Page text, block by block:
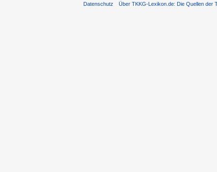
Datenschutz Über TKKG-Lexikon.de: Die Quellen der